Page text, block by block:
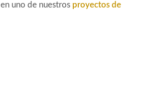
en uno de nuestros proyectos de